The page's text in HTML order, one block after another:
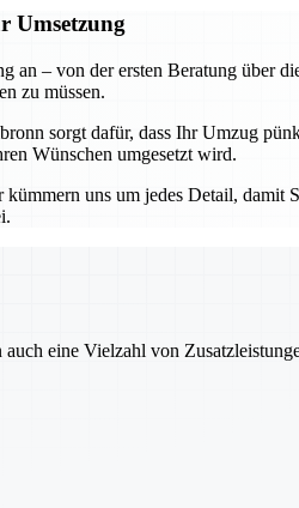
Umsetzung
– von der ersten Beratung über
zu müssen.
sorgt dafür, dass Ihr Umzug
Wünschen umgesetzt wird.
uns um jedes Detail, damit
eine Vielzahl von